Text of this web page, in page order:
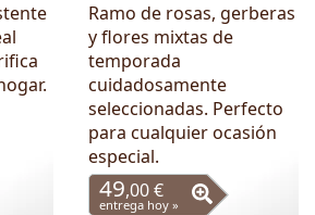
Ramo de rosas, gerberas
y flores mixtas de
temporada
cuidadosamente
seleccionadas. Perfecto
para cualquier ocasión
especial.
49,00 €
entrega hoy »